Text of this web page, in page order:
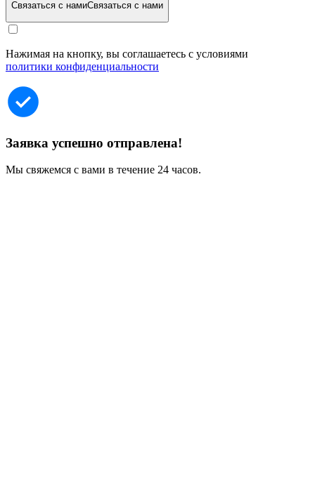
Связаться с намиСвязаться с нами
Нажимая на кнопку, вы соглашаетесь с условиями
политики конфиденциальности
Заявка успешно отправлена!
Мы свяжемся с вами в течение 24 часов.